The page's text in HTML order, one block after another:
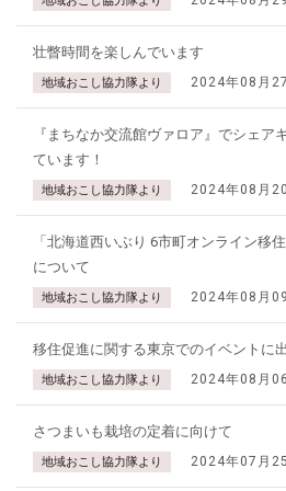
壮瞥時間を楽しんでいます
地域おこし協力隊より 2024年08月
『まちなか交流館ヴァロア』でシェア
ています！
地域おこし協力隊より 2024年08月
「北海道西いぶり 6市町オンライン移
について
地域おこし協力隊より 2024年08月
移住促進に関する東京でのイベントに
地域おこし協力隊より 2024年08月
さつまいも栽培の定着に向けて
地域おこし協力隊より 2024年07月